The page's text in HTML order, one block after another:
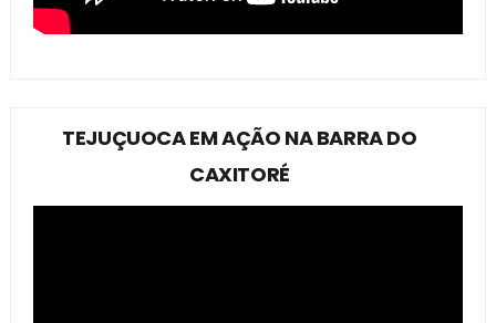
TEJUÇUOCA EM AÇÃO NA BARRA DO
CAXITORÉ